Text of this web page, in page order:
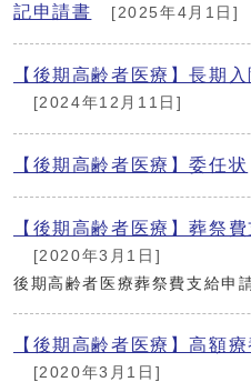
記申請書
[2025年4月1日]
【後期高齢者医療】長期
[2024年12月11日]
【後期高齢者医療】委任状
【後期高齢者医療】葬祭
[2020年3月1日]
後期高齢者医療葬祭費支給申
【後期高齢者医療】高額
[2020年3月1日]